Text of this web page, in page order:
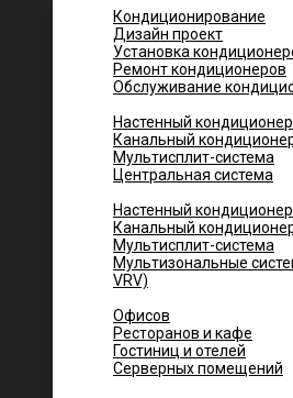
Кондиционирование
Дизайн проект
Установка
Ремонт кондиционеров
Обслуживание
Настенный кондиционер
Канальный
Мультисплит-система
Центральная система
Настенный кондиционер
Канальный
Мультисплит-система
Мультизональные
VRV)
Офисов
Ресторанов и кафе
Гостиниц и отелей
Серверных помещений